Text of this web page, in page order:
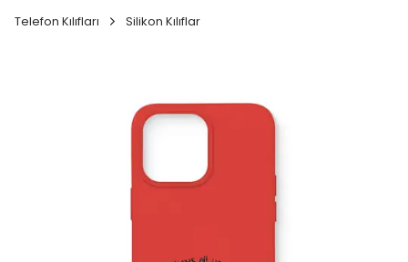
Telefon Kılıfları Silikon Kılıflar